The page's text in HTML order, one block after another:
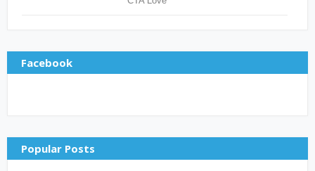
Facebook
Popular Posts